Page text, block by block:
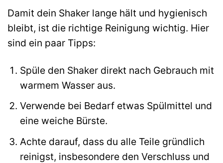
Damit dein Shaker lange hält und hygienisch
bleibt, ist die richtige Reinigung wichtig. Hier
sind ein paar Tipps:
Spüle den Shaker direkt nach Gebrauch mit
warmem Wasser aus.
Verwende bei Bedarf etwas Spülmittel und
eine weiche Bürste.
Achte darauf, dass du alle Teile gründlich
reinigst, insbesondere den Verschluss und